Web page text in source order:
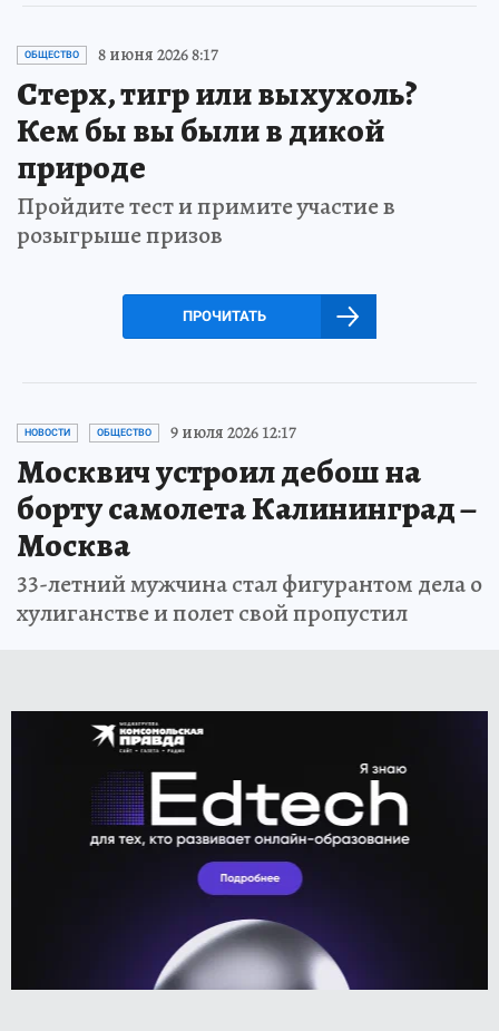
ОБЩЕСТВО 8 июня 2026 8:17
Стерх, тигр или выхухоль?
Кем бы вы были в дикой
природе
Пройдите тест и примите участие в
розыгрыше призов
ПРОЧИТАТЬ
НОВОСТИ ОБЩЕСТВО 9 июля 2026 12:17
Москвич устроил дебош на
борту самолета Калининград –
Москва
33-летний мужчина стал фигурантом дела о
хулиганстве и полет свой пропустил